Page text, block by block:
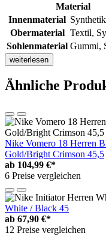
Material
Innenmaterial Synthetik
Obermaterial Textil,
Sohlenmaterial Gummi,
weiterlesen
Ähnliche
Nike Vomero 18 Herren
Gold/Bright Crimson 45,5
ab 104,99 €*
6 Preise vergleichen
White / Black 45
ab 67,90 €*
12 Preise vergleichen